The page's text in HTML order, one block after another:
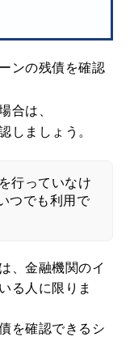
ンの残債を確認
合は、
しましょう。
行っていなけ
つでも利用で
、金融機関のイ
る人に限りま
を確認できるシ